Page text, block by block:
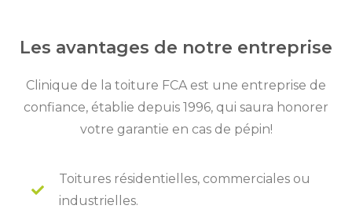
Les avantages de notre entreprise
Clinique de la toiture FCA est une entreprise de
confiance, établie depuis 1996, qui saura honorer
votre garantie en cas de pépin!
Toitures résidentielles, commerciales ou
industrielles.